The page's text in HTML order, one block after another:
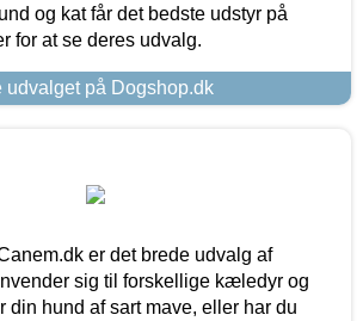
og kat får det bedste udstyr på
for at se deres udvalg.
udvalget på Dogshop.dk
er det brede udvalg af
sig til forskellige kæledyr og
din hund af sart mave, eller har du